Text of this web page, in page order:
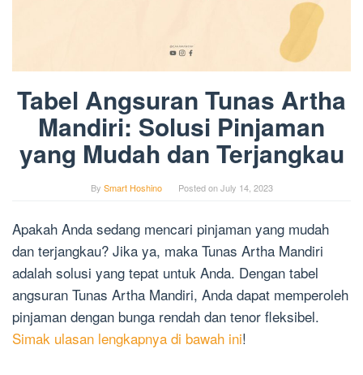
Tabel Angsuran Tunas Artha
Mandiri: Solusi Pinjaman
yang Mudah dan Terjangkau
By Smart Hoshino Posted onJuly 14, 2023
Apakah Anda sedang mencari pinjaman yang mudah
dan terjangkau? Jika ya, maka Tunas Artha Mandiri
adalah solusi yang tepat untuk Anda. Dengan tabel
angsuran Tunas Artha Mandiri, Anda dapat memperoleh
pinjaman dengan bunga rendah dan tenor fleksibel.
Simak ulasan lengkapnya di bawah ini!